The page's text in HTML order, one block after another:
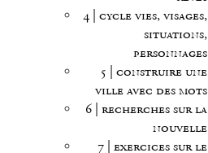
4 | cycle vies, visages,
situations,
personnages
5 | construire une
ville avec des mots
6 | recherches sur la
nouvelle
7 | exercices sur le